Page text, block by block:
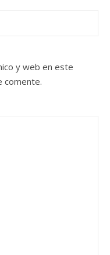
y web en este
comente.